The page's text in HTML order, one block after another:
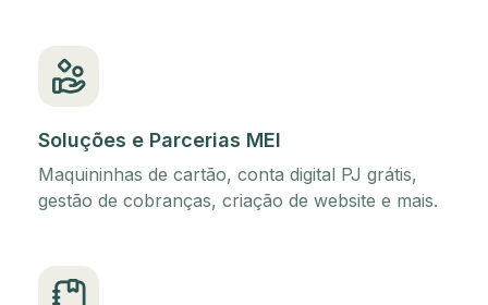
Soluções e Parcerias MEI
Maquininhas de cartão, conta digital PJ grátis,
gestão de cobranças, criação de website e mais.